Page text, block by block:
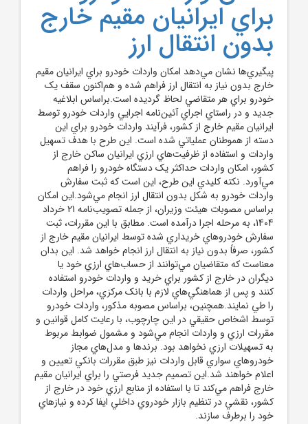
براي ايرانيان مقيم خارج
بدون انتقال ارز
پيگيري‌ها نشان مي‌دهد امکان واردات خودرو براي ايرانيان مقيم
خارج بدون نياز به انتقال ارز فراهم شده و هم‌اکنون سقف يک
خودرو براي هر متقاضي لحاظ گرديده است.براساس ابلاغيه
جديد و در راستاي اجراي آئين‌نامه اجرايي واردات خودرو توسط
ايرانيان مقيم خارج از کشور، فرآيند واردات خودرو براي اين
دسته از هموطنان عملياتي شده است. اين طرح با هدف تسهيل
واردات و استفاده از ظرفيت‌هاي ارزي ايرانيان ساکن خارج از
کشور، امکان واردات حداکثر يک دستگاه خودرو را فراهم
مي‌آورد. نکته کليدي اين طرح، اين است که ثبت سفارش
واردات خودرو به شکل بدون انتقال ارز انجام مي‌شود.اين امکان
براساس مصوبات هيئت وزيران، از جمله تصويب‌نامه 21 خرداد
1404، به مرحله اجرا درآمده است. مطابق با اين مقررات، ثبت
سفارش خودروهاي خريداري شده توسط ايرانيان مقيم خارج از
کشور، صرفاً بدون نياز به انتقال ارز انجام خواهد شد. اين بدان
معناست که متقاضيان مي‌توانند از حساب‌هاي ارزي خود يا
ديگران در خارج از کشور براي خريد و واردات خودرو استفاده
کنند و پس از هماهنگي‌هاي لازم با بانک مرکزي، مراحل واردات
را طي نمايند.همچنين، براساس مصوبه مذکور، واردات خودرو
توسط اشخاص حقيقي در اين چارچوب، با رعايت کامل قوانين و
مقررات ارزي و واردات انجام مي‌شود و مشمول ضوابط مربوط
به تسهيلات ارزي نخواهد بود. برندها و مدل‌هاي مجاز
خودروهاي سواري قابل واردات نيز طبق مقررات بانکي تعيين و
اعلام خواهند شد.اين تصميم جديد فرصتي را براي ايرانيان مقيم
خارج فراهم مي‌کند تا با استفاده از منابع ارزي خود در خارج از
کشور، نقشي در تنظيم بازار خودروي داخلي ايفا کرده و نيازهاي
خود را برطرف سازند.